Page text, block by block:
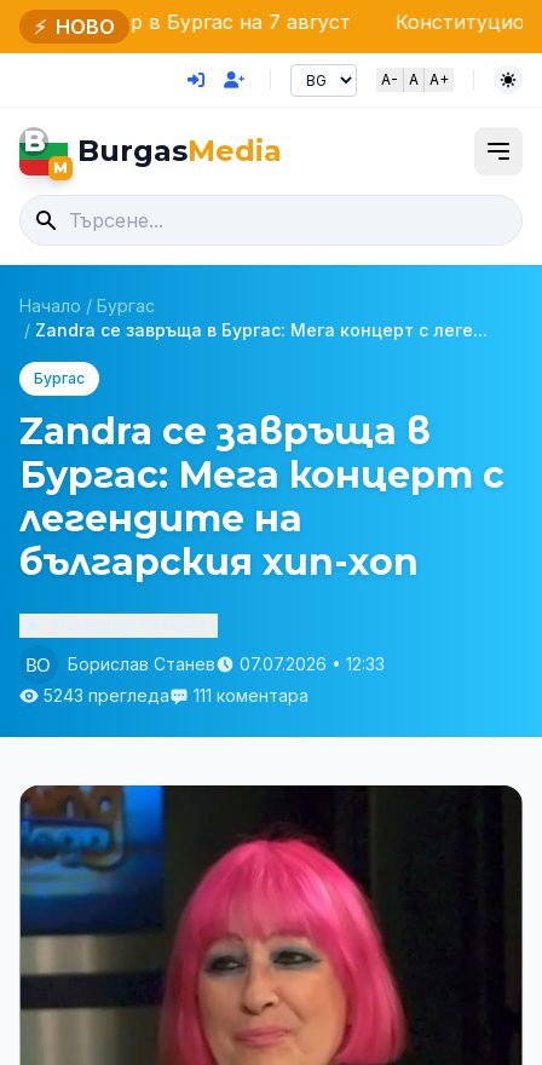
⚡ НОВО
Бургас на 7 август Конституционният съд
A- A A+
B
M BurgasMedia
Начало / Бургас
/ Zandra се завръща в Бургас: Мега концерт с леге...
Бургас
Zandra се завръща в
Бургас: Мега концерт с
легендите на
българския хип-хоп
Борислав Станев
07.07.2026 • 12:33
5243 прегледа
111 коментара